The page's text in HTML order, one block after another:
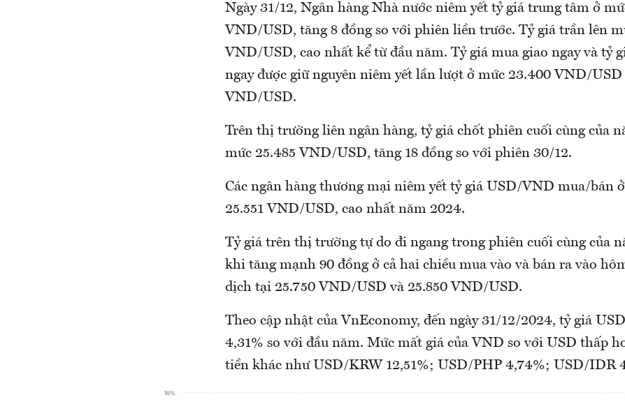
Ngày 31/12, Ngân hàng Nhà nước niêm yết tỷ giá trung tâm ở
VND/USD, tăng 8 đồng so với phiên liền trước. Tỷ giá trần lên
VND/USD, cao nhất kể từ đầu năm. Tỷ giá mua giao ngay và tỷ
ngay được giữ nguyên niêm yết lần lượt ở mức 23.400 VND/USD
VND/USD.
Trên thị trường liên ngân hàng, tỷ giá chốt phiên cuối cùng của
mức 25.485 VND/USD, tăng 18 đồng so với phiên 30/12.
Các ngân hàng thương mại niêm yết tỷ giá USD/VND mua/bán
25.551 VND/USD, cao nhất năm 2024.
Tỷ giá trên thị trường tự do đi ngang trong phiên cuối cùng của
khi tăng mạnh 90 đồng ở cả hai chiều mua vào và bán ra vào
dịch tại 25.750 VND/USD và 25.850 VND/USD.
Theo cập nhật của VnEconomy, đến ngày 31/12/2024, tỷ giá
4,31% so với đầu năm. Mức mất giá của VND so với USD thấp
tiền khác như USD/KRW 12,51%; USD/PHP 4,74%; USD/IDR